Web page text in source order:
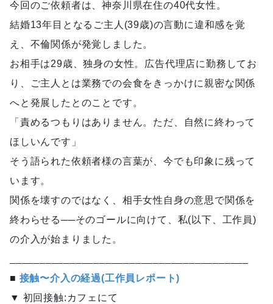
今回のご依頼者は、神奈川県在住の40代女性。
結婚13年目となるご主人(39歳)の言動に違和感を覚
え、不倫関係が発覚しました。
お相手は29歳、独身の女性。広告代理店に勤務してお
り、ご主人とは業務での会食をきっかけに親密な関係
へと発展したとのことです。
「責めるつもりはありません。ただ、自然に終わって
ほしいんです」
そう語られた依頼者様の言葉が、今でも印象に残って
います。
関係を壊すのではなく、相手女性自身の意思で関係を
終わらせる──そのゴールに向けて、私(以下、工作員)
の介入が始まりました。
■ 接触〜介入の経過(工作員レポート)
▼ 初回接触:カフェにて